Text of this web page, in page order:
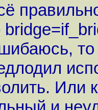
то
Или